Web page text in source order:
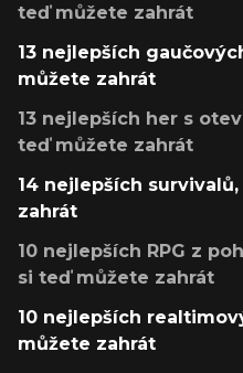
teď můžete zahrát
13 nejlepších
můžete zahrát
13 nejlepších her s
teď můžete zahrát
14 nejlepších
zahrát
10 nejlepších RPG z
si teď můžete zahrát
10 nejlepších
můžete zahrát